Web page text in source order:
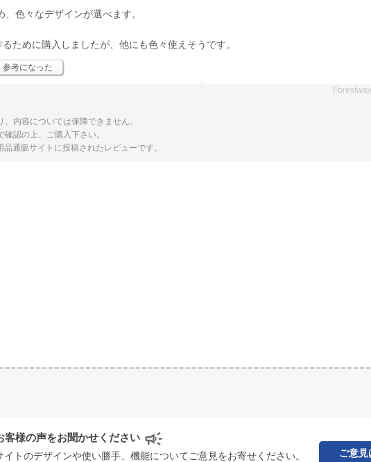
色々なデザインが選べます。
ために購入しましたが、他にも色々使えそうです。
参考になった
Forestway
内容については保障できません。
認の上、ご購入下さい。
通販サイトに投稿されたレビューです。
客様の声をお聞かせください
イトのデザインや使い勝手、機能についてご意見をお寄せください。
ご意見